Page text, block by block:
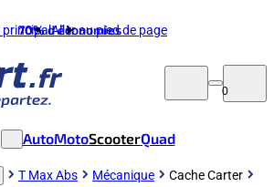
principalAller au pied de page
70%d'économies
0
AutoMotoScooterQuad
T Max Abs Mécanique Cache Carter